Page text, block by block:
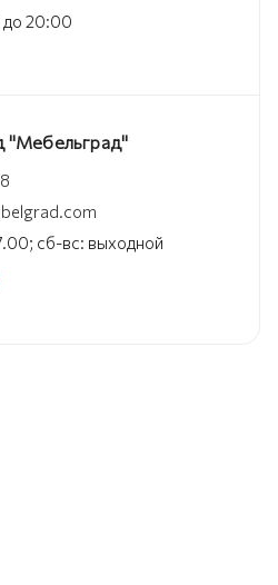
до 20:00
"Мебельград"
сб-вс: выходной